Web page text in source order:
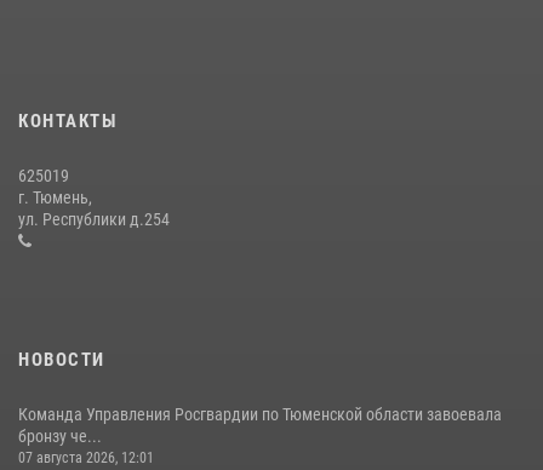
Сотрудники тюменского СОБР "Сова" отработали навыки
десантирования на Урале
16 июля 2026, 10:42
КОНТАКТЫ
625019
г. Тюмень,
ул. Республики д.254
НОВОСТИ
Команда Управления Росгвардии по Тюменской области завоевала
бронзу че...
07 августа 2026, 12:01